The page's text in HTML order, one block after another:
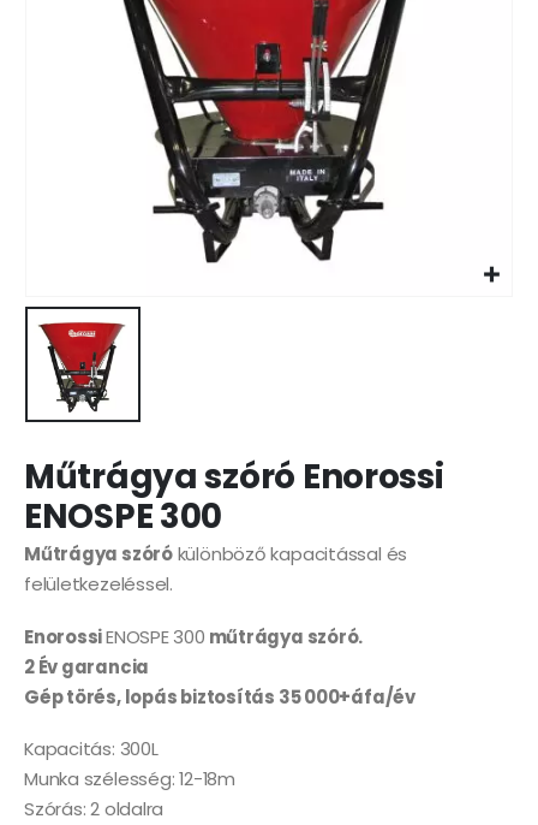
Műtrágya szóró Enorossi
ENOSPE 300
Műtrágya szórókülönböző kapacitással és
felületkezeléssel.
EnorossiENOSPE 300 műtrágya szóró.
2 Év garancia
Gép törés, lopás biztosítás 35 000+áfa/év
Kapacitás: 300L
Munka szélesség: 12-18m
Szórás: 2 oldalra